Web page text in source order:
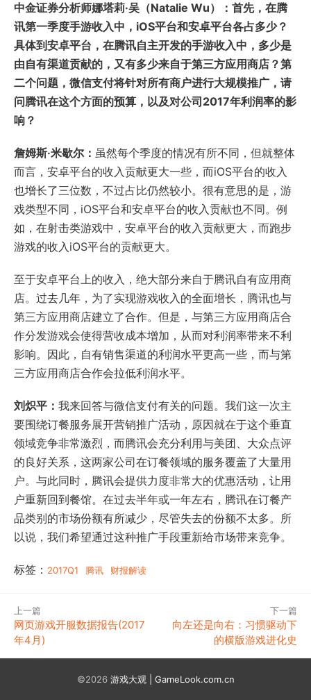
中金证券分析师娜塔莉·吴（Natalie Wu）：首先，在腾
讯第一季度手游收入中，iOS平台和安卓平台各占多少？
具体到安卓平台，在腾讯自主开发的手游收入中，多少是
由自有渠道贡献的，又有多少来自于第三方应用商店？第
二个问题，微信支付将针对所有商户进行大规模推广，请
问腾讯在这个方面的预算，以及对公司2017年利润率的影
响？
詹姆斯·米歇尔： 虽然每个季度的情况有所不同，但就整体
而言，安卓平台的收入贡献更大一些，而iOS平台的收入
也增长了三位数，不过占比仍然较小。很有意思的是，游
戏类型不同，iOS平台和安卓平台的收入贡献也不同。例
如，在射击类游戏中，安卓平台的收入贡献更大，而跑步
游戏的收入iOS平台的贡献更大。
至于安卓平台上的收入，绝大部分来自于腾讯自有应用商
店。过去几年，为了实现游戏收入的全面增长，腾讯也与
第三方应用商店建立了合作。但是，与第三方应用商店合
作分发游戏会使得营收成本增加，从而对利润率带来不利
影响。因此，自有销售渠道的利润水平更高一些，而与第
三方应用商店合作会拉低利润水平。
刘炽平： 我来回答与微信支付有关的问题。我们这一次主
要围绕订餐服务展开营销推广活动，原因就在于这个垂直
领域竞争非常激烈，而腾讯会充分利用与美团、大众点评
的良好关系，这两家公司在订餐领域的服务覆盖了大量用
户。与此同时，腾讯会提供力度非常大的优惠活动，让用
户重新回到餐馆。在过去半年或一年左右，腾讯在订餐产
品类别的市场份额有所减少，尽管失去的份额不太多。所
以说，我们希望通过这种推广手段重新给市场带来竞争。
标签： 2017Q1 腾讯 财报解读
上一篇
网页游戏开服数据报告(2017
年4月)
下一篇
向左还是向右：习惯驱动下
的横版游戏进化史
©2026 游戏大观 | GameLook.com.cn